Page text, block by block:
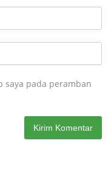
saya pada peramban